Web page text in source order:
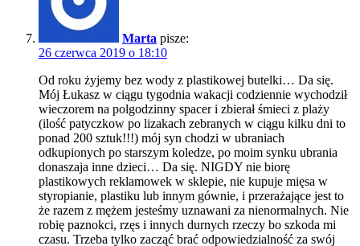
Marta pisze:
26 czerwca 2019 o 18:10
Od roku żyjemy bez wody z plastikowej butelki… Da się.
Mój Łukasz w ciągu tygodnia wakacji codziennie wychodził
wieczorem na polgodzinny spacer i zbierał śmieci z plaży
(ilość patyczkow po lizakach zebranych w ciągu kilku dni to
ponad 200 sztuk!!!) mój syn chodzi w ubraniach
odkupionych po starszym koledze, po moim synku ubrania
donaszaja inne dzieci… Da się. NIGDY nie biorę
plastikowych reklamowek w sklepie, nie kupuje mięsa w
styropianie, plastiku lub innym gównie, i przerażające jest to
że razem z mężem jesteśmy uznawani za nienormalnych. Nie
robię paznokci, rzęs i innych durnych rzeczy bo szkoda mi
czasu. Trzeba tylko zacząć brać odpowiedzialność za swój